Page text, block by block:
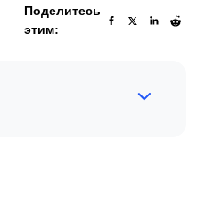
Поделитесь
этим: